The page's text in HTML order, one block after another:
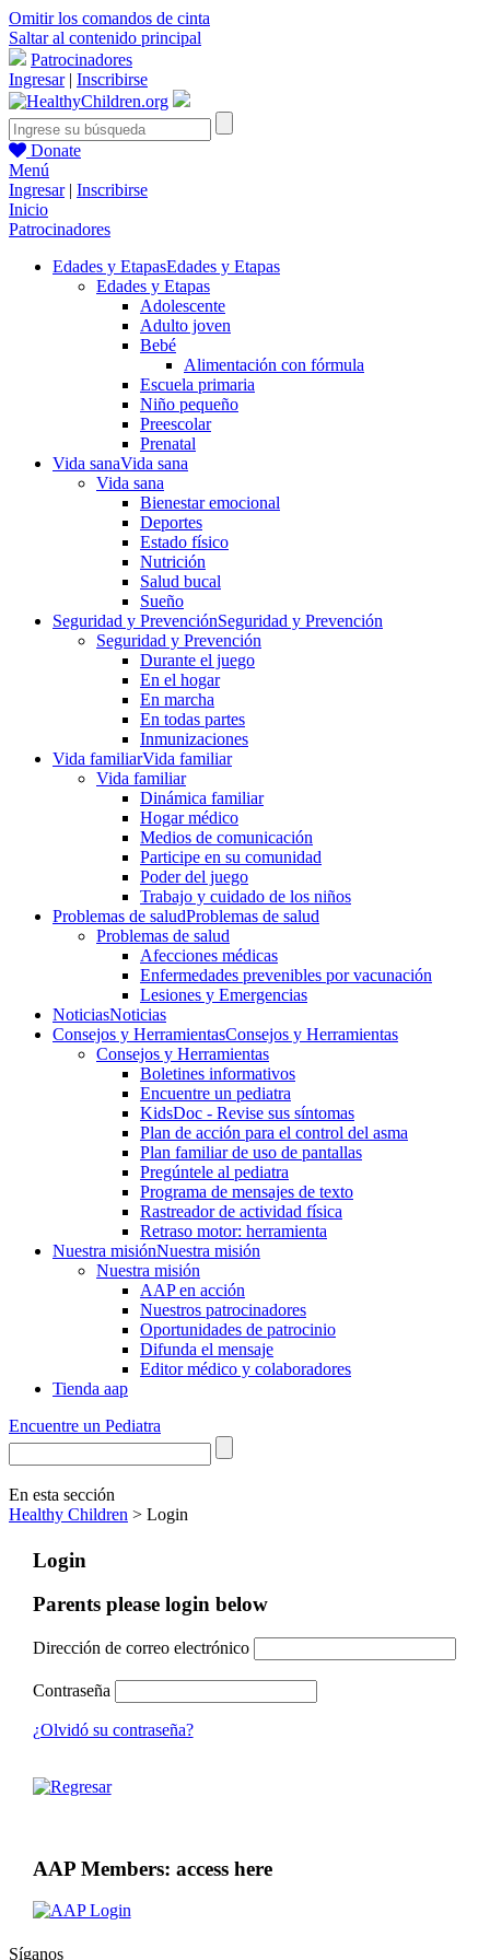
Omitir los comandos de cinta
Saltar al contenido principal
Patrocinadores
Ingresar| Inscribirse
Donate
Menú
Ingresar| Inscribirse
Inicio
Patrocinadores
Edades y EtapasEdades y Etapas
Edades y Etapas
Adolescente
Adulto joven
Bebé
Alimentación con fórmula
Escuela primaria
Niño pequeño
Preescolar
Prenatal
Vida sanaVida sana
Vida sana
Bienestar emocional
Deportes
Estado físico
Nutrición
Salud bucal
Sueño
Seguridad y PrevenciónSeguridad y Prevención
Seguridad y Prevención
Durante el juego
En el hogar
En marcha
En todas partes
Inmunizaciones
Vida familiarVida familiar
Vida familiar
Dinámica familiar
Hogar médico
Medios de comunicación
Participe en su comunidad
Poder del juego
Trabajo y cuidado de los niños
Problemas de saludProblemas de salud
Problemas de salud
Afecciones médicas
Enfermedades prevenibles por vacunación
Lesiones y Emergencias
NoticiasNoticias
Consejos y HerramientasConsejos y Herramientas
Consejos y Herramientas
Boletines informativos
Encuentre un pediatra
KidsDoc - Revise sus síntomas
Plan de acción para el control del asma
Plan familiar de uso de pantallas
Pregúntele al pediatra
Programa de mensajes de texto
Rastre​​ador de activida​d física
Retraso motor: herramienta
Nuestra misiónNuestra misión
Nuestra misión
AAP en acción
Nuestros patrocinadores
Oportunidades de patrocinio
Difunda el mensaje
Editor médico y colaboradores
Tienda aap
Encuentre un Pediatra
En esta sección
Healthy Children > Login
Login
Parents please login below
Dirección de correo electrónico
Contraseña
¿Olvidó su contraseña?
AAP Members: access here
Síganos